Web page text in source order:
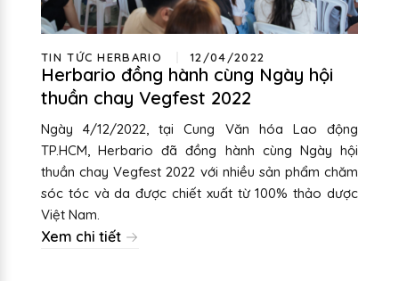
TIN TỨC HERBARIO 12/04/2022
Herbario đồng hành cùng Ngày hội
thuần chay Vegfest 2022
Ngày 4/12/2022, tại Cung Văn hóa Lao động
TP.HCM, Herbario đã đồng hành cùng Ngày hội
thuần chay Vegfest 2022 với nhiều sản phẩm chăm
sóc tóc và da được chiết xuất từ 100% thảo dược
Việt Nam.
Xem chi tiết